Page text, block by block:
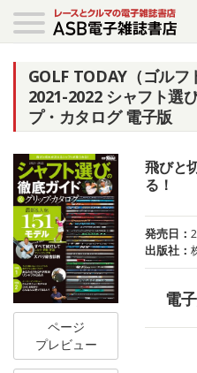
GOLF TODAY（ゴル
2021-2022 シャフト選
プ・カタログ 電子版
ページ
プレビュー
飛びと
る！
発売日：
出版社：
電